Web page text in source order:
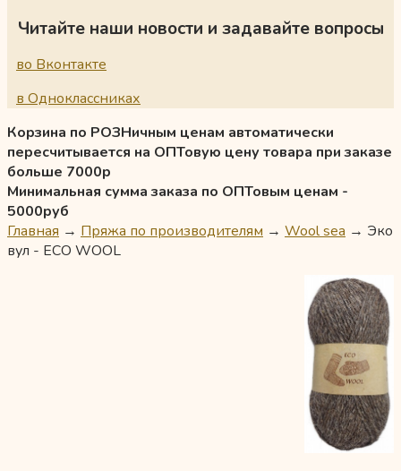
Читайте наши новости и задавайте вопросы
во Вконтакте
в Одноклассниках
Корзина по РОЗНичным ценам автоматически
пересчитывается на ОПТовую цену товара при заказе
больше 7000р
Минимальная сумма заказа по ОПТовым ценам -
5000руб
Главная → Пряжа по производителям → Wool sea → Эко
вул - ECO WOOL